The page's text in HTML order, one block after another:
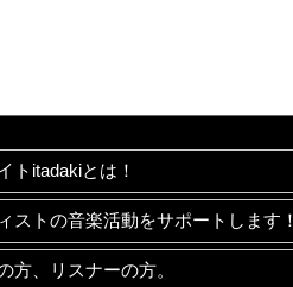
トitadakiとは！
ストの音楽活動をサポートします！
方、リスナーの方。